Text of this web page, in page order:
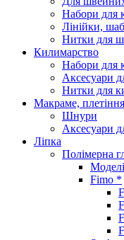
Набори для
Лінійки,
Нитки для
Килимарство
Набори для
Аксесуари
Нитки для
Макраме, плетіння
Шнури
Аксесуари
Ліпка
Полімерна
Fimo *